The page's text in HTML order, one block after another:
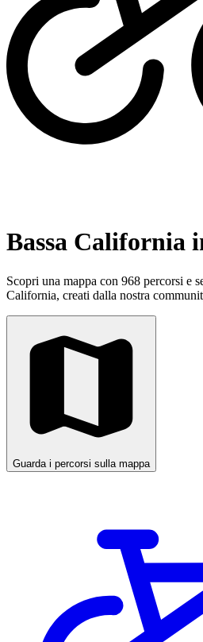
Bassa California
Scopri una mappa con 968 percorsi e
California, creati dalla nostra
Guarda i percorsi sulla mappa